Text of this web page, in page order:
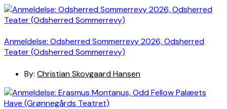
Anmeldelse: Odsherred Sommerrevy 2026, Odsherred
Teater (Odsherred Sommerrevy)
By: Christian Skovgaard Hansen